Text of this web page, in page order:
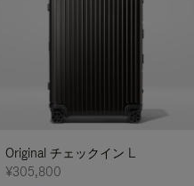
Original チェックイン L
¥305,800